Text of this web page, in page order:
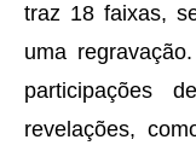
traz 18 faixas,
uma
participações
revelações,